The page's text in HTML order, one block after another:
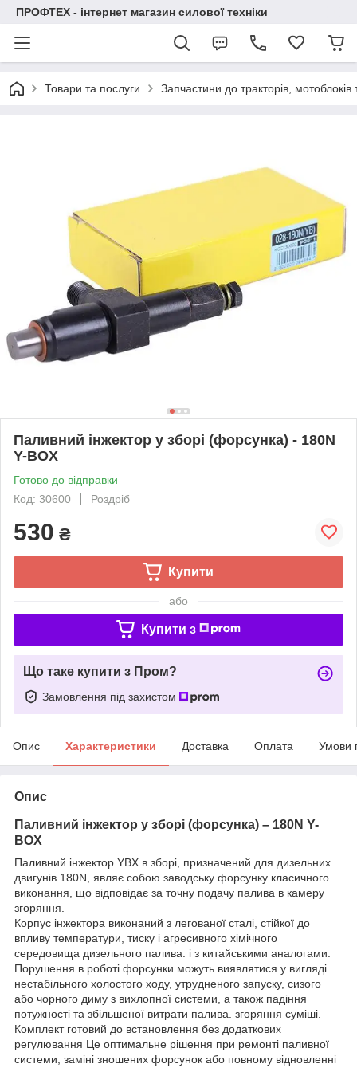
ПРОФТЕХ - інтернет магазин силової техніки
Товари та послуги Запчастини до тракторів,
Паливний інжектор у зборі (форсунка) - 180N
Y-BOX
Готово до відправки
Код: 30600
Роздріб
530 ₴
Купити
або
Купити з
Що таке купити з Пром?
Замовлення під захистом
Опис Характеристики Доставка Оплата Умови
Опис
Паливний інжектор у зборі (форсунка) – 180N Y-
BOX
Паливний інжектор YBX в зборі, призначений для дизельних
двигунів 180N, являє собою заводську форсунку класичного
виконання, що відповідає за точну подачу палива в камеру
згоряння.
Корпус інжектора виконаний з легованої сталі, стійкої до
впливу температури, тиску і агресивного хімічного
середовища дизельного палива. і з китайськими аналогами.
Порушення в роботі форсунки можуть виявлятися у вигляді
нестабільного холостого ходу, утрудненого запуску, сизого
або чорного диму з вихлопної системи, а також падіння
потужності та збільшеної витрати палива. згоряння суміші.
Комплект готовий до встановлення без додаткових
регулювання Це оптимальне рішення при ремонті паливної
системи, заміні зношених форсунок або повному відновленні